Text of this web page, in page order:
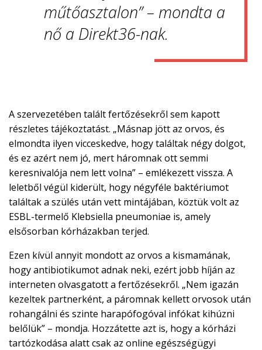
műtőasztalon” – mondta a
nő a Direkt36-nak.
A szervezetében talált fertőzésekről sem kapott
részletes tájékoztatást. „Másnap jött az orvos, és
elmondta ilyen vicceskedve, hogy találtak négy dolgot,
és ez azért nem jó, mert háromnak ott semmi
keresnivalója nem lett volna” – emlékezett vissza. A
leletből végül kiderült, hogy négyféle baktériumot
találtak a szülés után vett mintájában, köztük volt az
ESBL-termelő Klebsiella pneumoniae is, amely
elsősorban kórházakban terjed.
Ezen kívül annyit mondott az orvos a kismamának,
hogy antibiotikumot adnak neki, ezért jobb híján az
interneten olvasgatott a fertőzésekről. „Nem igazán
kezeltek partnerként, a páromnak kellett orvosok után
rohangálni és szinte harapófogóval infókat kihúzni
belőlük” – mondja. Hozzátette azt is, hogy a kórházi
tartózkodása alatt csak az online egészségügyi